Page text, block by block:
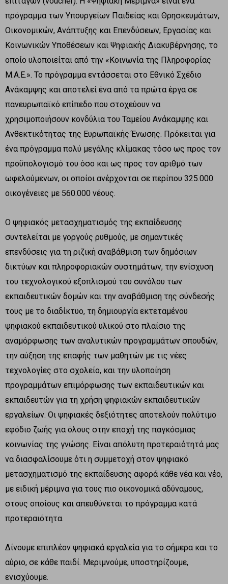
πρόγραμμα των Υπουργείων Παιδείας και Θρησκευμάτων,
Οικονομικών, Ανάπτυξης και Επενδύσεων, Εργασίας και
Κοινωνικών Υποθέσεων και Ψηφιακής Διακυβέρνησης, το
οποίο υλοποιείται από την «Κοινωνία της Πληροφορίας
Μ.Α.Ε.». Το πρόγραμμα εντάσσεται στο Εθνικό Σχέδιο
Ανάκαμψης και αποτελεί ένα από τα πρώτα έργα σε
πανευρωπαϊκό επίπεδο που στοχεύουν να
χρησιμοποιήσουν κονδύλια του Ταμείου Ανάκαμψης και
Ανθεκτικότητας της Ευρωπαϊκής Ένωσης. Πρόκειται για
ένα πρόγραμμα πολύ μεγάλης κλίμακας τόσο ως προς τον
προϋπολογισμό του όσο και ως προς τον αριθμό των
ωφελούμενων, οι οποίοι ανέρχονται σε περίπου 325.000
οικογένειες με 560.000 νέους.
Ο ψηφιακός μετασχηματισμός της εκπαίδευσης
συντελείται με γοργούς ρυθμούς, με σημαντικές
επενδύσεις για τη ριζική αναβάθμιση των δημόσιων
δικτύων και πληροφοριακών συστημάτων, την ενίσχυση
του τεχνολογικού εξοπλισμού του συνόλου των
εκπαιδευτικών δομών και την αναβάθμιση της σύνδεσής
τους με το διαδίκτυο, τη δημιουργία εκτεταμένου
ψηφιακού εκπαιδευτικού υλικού στο πλαίσιο της
αναμόρφωσης των αναλυτικών προγραμμάτων σπουδών,
την αύξηση της επαφής των μαθητών με τις νέες
τεχνολογίες στο σχολείο, και την υλοποίηση
προγραμμάτων επιμόρφωσης των εκπαιδευτικών και
εκπαιδευτών για τη χρήση ψηφιακών εκπαιδευτικών
εργαλείων. Οι ψηφιακές δεξιότητες αποτελούν πολύτιμο
εφόδιο ζωής για όλους στην εποχή της παγκόσμιας
κοινωνίας της γνώσης. Είναι απόλυτη προτεραιότητά μας
να διασφαλίσουμε ότι η συμμετοχή στον ψηφιακό
μετασχηματισμό της εκπαίδευσης αφορά κάθε νέα και νέο,
με ειδική μέριμνα για τους πιο οικονομικά αδύναμους,
στους οποίους και απευθύνεται το πρόγραμμα κατά
προτεραιότητα.
Δίνουμε επιπλέον ψηφιακά εργαλεία για το σήμερα και το
αύριο, σε κάθε παιδί. Μεριμνούμε, υποστηρίζουμε,
ενισχύουμε.